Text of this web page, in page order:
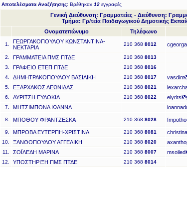
Αποτελέσματα Αναζήτησης: Βρέθηκαν 12 εγγραφές
Γενική Διεύθυνση: Γραμματείες - Διεύθυνση:
Τμήμα: Γρ/τεία Παιδαγωγικού Δημοτικής
Ονοματεπώνυμο
Τηλέφωνο
1.
ΓΕΩΡΓΑΚΟΠΟΥΛΟΥ ΚΩΝΣΤΑΝΤΙΝΑ-
ΝΕΚΤΑΡΙΑ
210 368 8012
2. ΓΡΑΜΜΑΤΕΙΑ ΠΜΣ ΠΤΔΕ 210 368 8013
3.
ΓΡΑΦΕΙΟ ΕΤΕΠ ΠΤΔΕ 210 368 8016
4.
ΔΗΜΗΤΡΑΚΟΠΟΥΛΟΥ ΒΑΣΙΛΙΚΗ 210 368 8017 vasdim
5.
ΕΞΑΡΧΑΚΟΣ ΛΕΩΝΙΔΑΣ 210 368 8021
6.
ΛΥΡΙΤΣΗ ΕΥΔΟΚΙΑ 210 368 8022 elyritsi
7.
ΜΗΤΣΙΜΠΟΝΑ ΙΩΑΝΝΑ
8. ΜΠΟΘΟΥ ΦΡΑΝΤΖΕΣΚΑ 210 368 8028
9.
ΜΠΡΟΒΑ ΕΥΤΕΡΠΗ-ΧΡΙΣΤΙΝΑ 210 368 8081
10.
ΞΑΝΘΟΠΟΥΛΟΥ ΑΓΓΕΛΙΚΗ 210 368 8020
11.
ΣΟΪΛΕΔΗ ΜΑΡΙΝΑ 210 368 8007 msoiledi
12.
ΥΠΟΣΤΗΡΙΞΗ ΠΜΣ ΠΤΔΕ 210 368 8014